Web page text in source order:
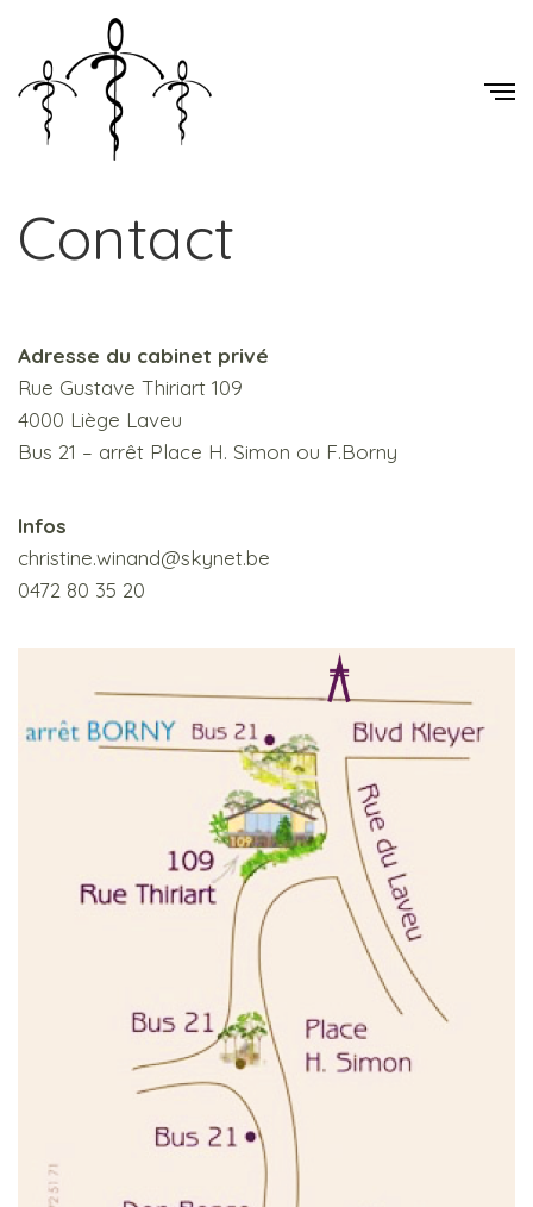
Contact
Adresse du cabinet privé
Rue Gustave Thiriart 109
4000 Liège Laveu
Bus 21 – arrêt Place H. Simon ou F.Borny
Infos
christine.winand@skynet.be
0472 80 35 20